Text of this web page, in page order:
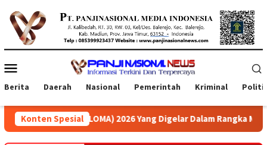
konten
Mobile
Berita Daerah Nasional Pemerintah Kriminal
Konten Spesial
2026 Yang Digelar Dalam Rangka Memeriahkan Gebyar Hari